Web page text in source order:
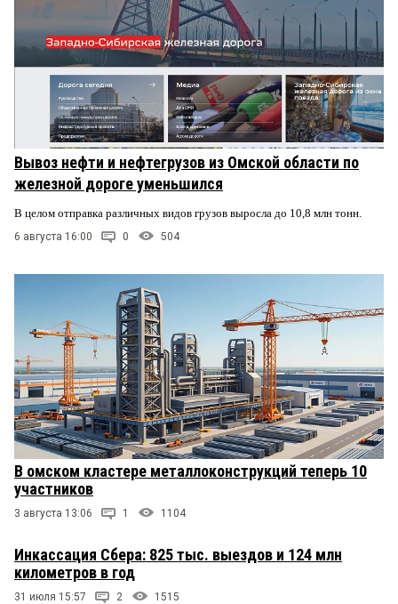
Вывоз нефти и нефтегрузов из Омской области по
железной дороге уменьшился
В целом отправка различных видов грузов выросла до 10,8 млн тонн.
6 августа 16:00 0 504
В омском кластере металлоконструкций теперь 10
участников
3 августа 13:06 1 1104
Инкассация Сбера: 825 тыс. выездов и 124 млн
километров в год
31 июля 15:57 2 1515